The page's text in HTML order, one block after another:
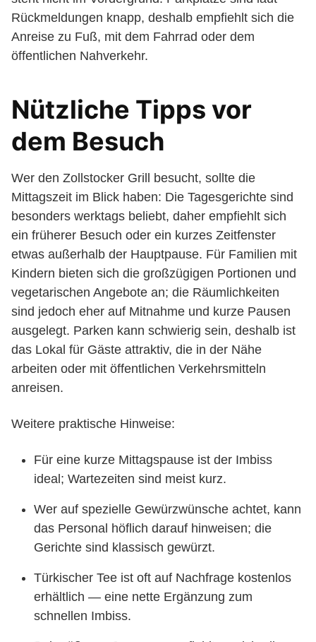
Rückmeldungen knapp, deshalb empfiehlt sich die
Anreise zu Fuß, mit dem Fahrrad oder dem
öffentlichen Nahverkehr.
Nützliche Tipps vor
dem Besuch
Wer den Zollstocker Grill besucht, sollte die
Mittagszeit im Blick haben: Die Tagesgerichte sind
besonders werktags beliebt, daher empfiehlt sich
ein früherer Besuch oder ein kurzes Zeitfenster
etwas außerhalb der Hauptpause. Für Familien mit
Kindern bieten sich die großzügigen Portionen und
vegetarischen Angebote an; die Räumlichkeiten
sind jedoch eher auf Mitnahme und kurze Pausen
ausgelegt. Parken kann schwierig sein, deshalb ist
das Lokal für Gäste attraktiv, die in der Nähe
arbeiten oder mit öffentlichen Verkehrsmitteln
anreisen.
Weitere praktische Hinweise:
Für eine kurze Mittagspause ist der Imbiss
ideal; Wartezeiten sind meist kurz.
Wer auf spezielle Gewürzwünsche achtet, kann
das Personal höflich darauf hinweisen; die
Gerichte sind klassisch gewürzt.
Türkischer Tee ist oft auf Nachfrage kostenlos
erhältlich — eine nette Ergänzung zum
schnellen Imbiss.